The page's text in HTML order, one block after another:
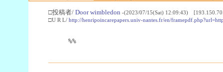
□投稿者/ Door wimbledon -(2023/07/15(Sat) 12:09:43)
□U R L/ http://henripoincarepapers.univ-nantes.fr/en/
%%